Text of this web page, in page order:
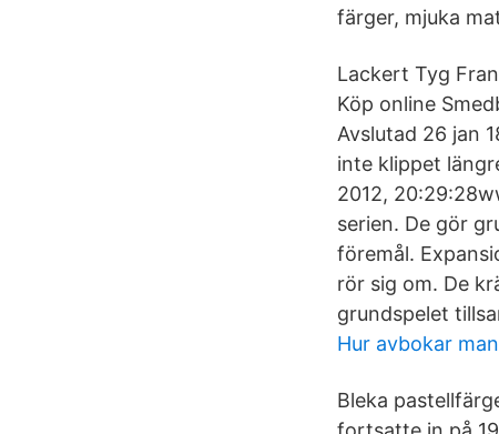
färger, mjuka
Lackert Tyg
Köp online
Avslutad 26 jan
inte klippet
‎2012, ‏‎20:29:28www.dvdvideosoft.com Expansionspaket (EP) är tillägg till The Sims-
serien. De gör
föremål.
rör sig om. De
grundspelet
Hur avbokar
Bleka